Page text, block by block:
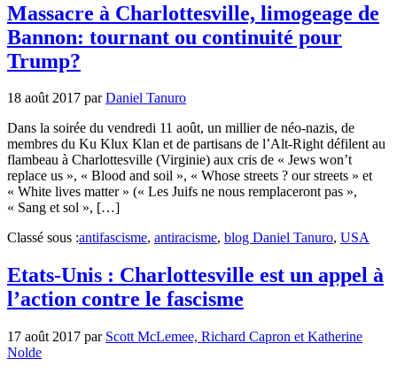
Massacre à Charlottesville, limogeage de
Bannon: tournant ou continuité pour
Trump?
18 août 2017 parDaniel Tanuro
Dans la soirée du vendredi 11 août, un millier de néo-nazis, de
membres du Ku Klux Klan et de partisans de l’Alt-Right défilent au
flambeau à Charlottesville (Virginie) aux cris de « Jews won’t
replace us », « Blood and soil », « Whose streets ? our streets » et
« White lives matter » (« Les Juifs ne nous remplaceront pas »,
« Sang et sol », […]
Classé sous :antifascisme, antiracisme, blog Daniel Tanuro, USA
Etats-Unis : Charlottesville est un appel à
l’action contre le fascisme
17 août 2017 par Scott McLemee, Richard Capron et Katherine
Nolde